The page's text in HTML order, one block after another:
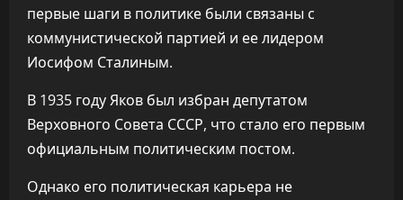
первые шаги в политике были связаны с
коммунистической партией и ее лидером
Иосифом Сталиным.
В 1935 году Яков был избран депутатом
Верховного Совета СССР, что стало его первым
официальным политическим постом.
Однако его политическая карьера не